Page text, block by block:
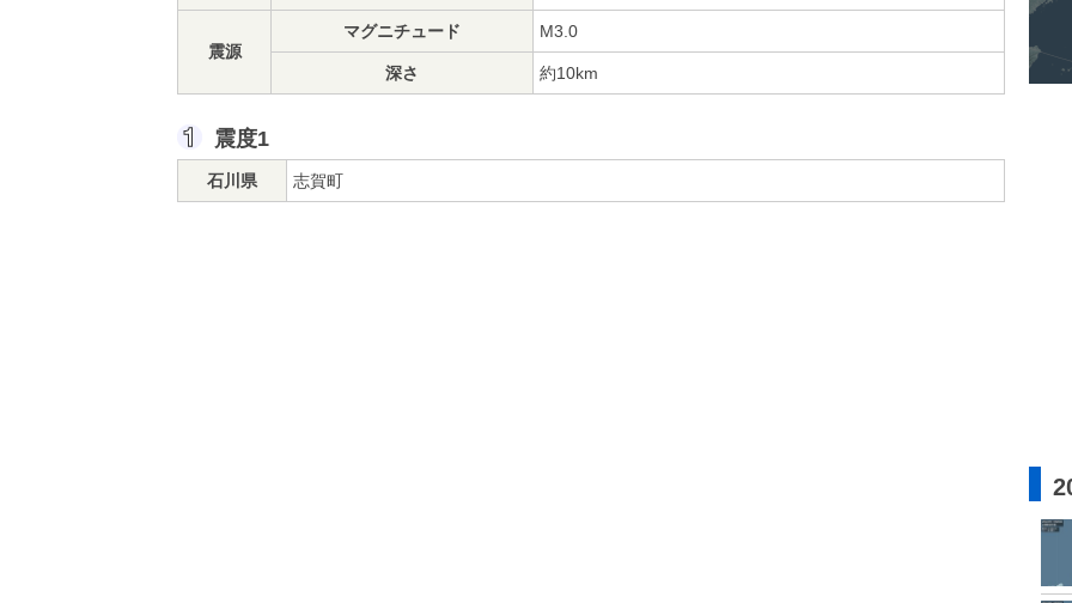
震源
マグニチュード M3.0
深さ 約10km
震度1
石川県 志賀町